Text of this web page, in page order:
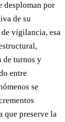
desploman por
de su
vigilancia, esa
de turnos y
entre
se
que preserve la